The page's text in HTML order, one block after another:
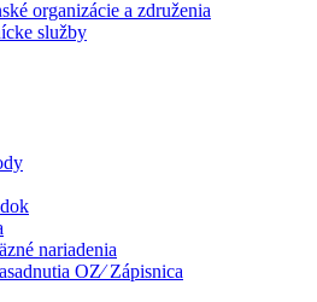
organizácie a združenia
služby
nariadenia
OZ⁄ Zápisnica